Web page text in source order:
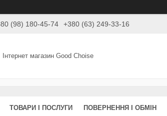
(98) 180-45-74 +380 (63) 249-33-16
Інтернет магазин Good Choise
ТОВАРИ І ПОСЛУГИ ПОВЕРНЕННЯ І ОБМІН